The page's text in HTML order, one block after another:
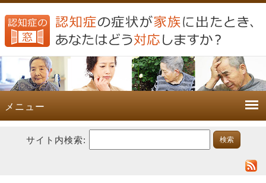
メニュー
サイト内検索: